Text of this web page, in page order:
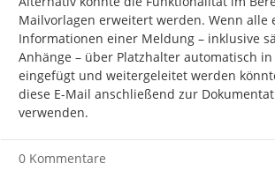
Mailvorlagen erweitert werden. Wenn alle
Informationen einer Meldung – inklusive
Anhänge – über Platzhalter automatisch in
eingefügt und weitergeleitet werden
diese E-Mail anschließend zur
verwenden.
0 Kommentare